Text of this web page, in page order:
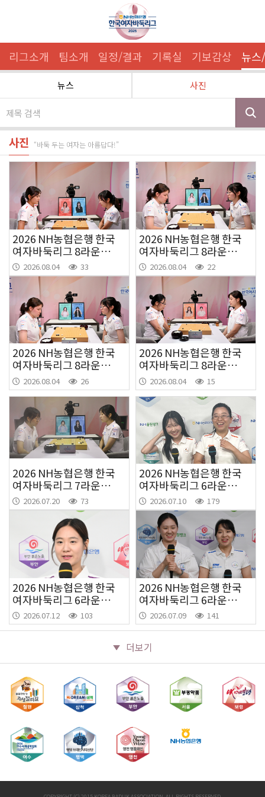
리그소개 팀소개 일정/결과 기록실 기보감상 뉴
뉴스 사진
사진 “바둑 두는 여자는 아름답다!”
2026 NH농협은행 한국
여자바둑리그 8라운드
4경기
2026.08.04 33
2026 NH농협은행 한국
여자바둑리그 8라운드
3경기
2026.08.04 26
2026 NH농협은행 한국
여자바둑리그 8라운드
2경기
2026.08.04 22
2026 NH농협은행 한국
여자바둑리그 8라운드
1경기
2026.08.04 15
2026 NH농협은행 한국
여자바둑리그 7라운드
4경기
2026.07.20 73
2026 NH농협은행 한국
여자바둑리그 6라운드
4경기
2026.07.12 103
2026 NH농협은행 한국
여자바둑리그 6라운드
2경기
2026.07.10 179
2026 NH농협은행 한국
여자바둑리그 6라운드
1경기
2026.07.09 141
더보기